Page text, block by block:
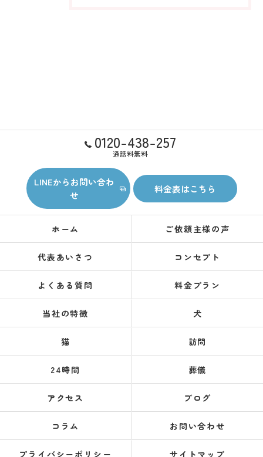
0120-438-257
通話料無料
LINEからお問い合わ
せ
料金表はこちら
ホーム ご依頼主様の声
代表あいさつ コンセプト
よくある質問 料金プラン
当社の特徴 犬
猫 訪問
24時間 葬儀
アクセス ブログ
コラム お問い合わせ
プライバシーポリシー サイトマップ